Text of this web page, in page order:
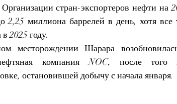
стран-экспортеров нефти на
2,25 миллиона баррелей в день, хотя все
2025 году.
месторождении Шарара
компания NOC, после того
остановившей добычу с начала января.